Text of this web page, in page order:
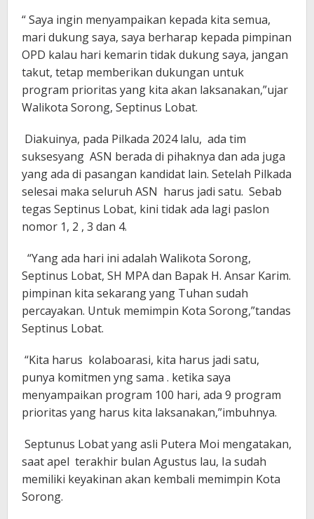
“ Saya ingin menyampaikan kepada kita semua,
mari dukung saya, saya berharap kepada pimpinan
OPD kalau hari kemarin tidak dukung saya, jangan
takut, tetap memberikan dukungan untuk
program prioritas yang kita akan laksanakan,”ujar
Walikota Sorong, Septinus Lobat.
Diakuinya, pada Pilkada 2024 lalu, ada tim
suksesyang ASN berada di pihaknya dan ada juga
yang ada di pasangan kandidat lain. Setelah Pilkada
selesai maka seluruh ASN harus jadi satu. Sebab
tegas Septinus Lobat, kini tidak ada lagi paslon
nomor 1, 2 , 3 dan 4.
“Yang ada hari ini adalah Walikota Sorong,
Septinus Lobat, SH MPA dan Bapak H. Ansar Karim.
pimpinan kita sekarang yang Tuhan sudah
percayakan. Untuk memimpin Kota Sorong,”tandas
Septinus Lobat.
“Kita harus kolaboarasi, kita harus jadi satu,
punya komitmen yng sama . ketika saya
menyampaikan program 100 hari, ada 9 program
prioritas yang harus kita laksanakan,”imbuhnya.
Septunus Lobat yang asli Putera Moi mengatakan,
saat apel terakhir bulan Agustus lau, Ia sudah
memiliki keyakinan akan kembali memimpin Kota
Sorong.